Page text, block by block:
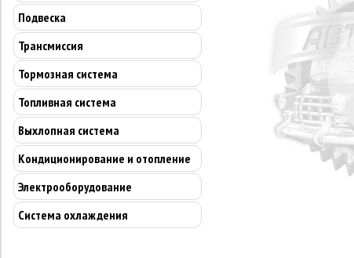
Подвеска
Трансмиссия
Тормозная система
Топливная система
Выхлопная система
Кондиционирование и отопление
Электрооборудование
Система охлаждения